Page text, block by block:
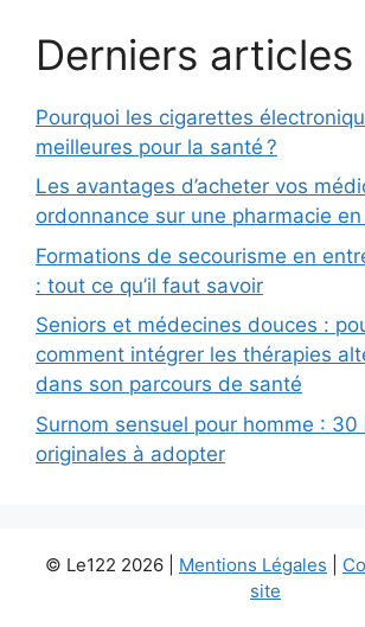
Derniers articles
Pourquoi les cigarettes
meilleures pour la santé ?
Les avantages d’acheter vos
ordonnance sur une pharmacie
Formations de secourisme en
: tout ce qu’il faut savoir
Seniors et médecines douces :
comment intégrer les thérapies
dans son parcours de santé
Surnom sensuel pour homme : 30
originales à adopter
© Le122 2026 | Mentions Légales
site